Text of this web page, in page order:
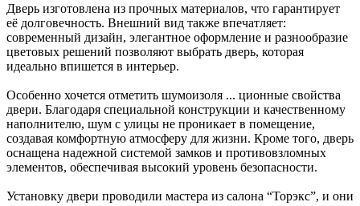
Дверь изготовлена из прочных материалов, что гарантирует
её долговечность. Внешний вид также впечатляет:
современный дизайн, элегантное оформление и разнообразие
цветовых решений позволяют выбрать дверь, которая
идеально впишется в интерьер.
Особенно хочется отметить шумоизоля ... ционные свойства
двери. Благодаря специальной конструкции и качественному
наполнителю, шум с улицы не проникает в помещение,
создавая комфортную атмосферу для жизни. Кроме того, дверь
оснащена надежной системой замков и противовзломных
элементов, обеспечивая высокий уровень безопасности.
Установку двери проводили мастера из салона “Торэкс”, и они